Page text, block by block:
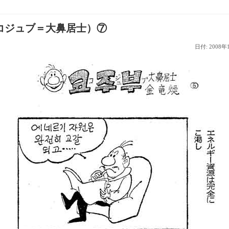
ジュブ＝大鼻居士）⑦
日付: 2008年